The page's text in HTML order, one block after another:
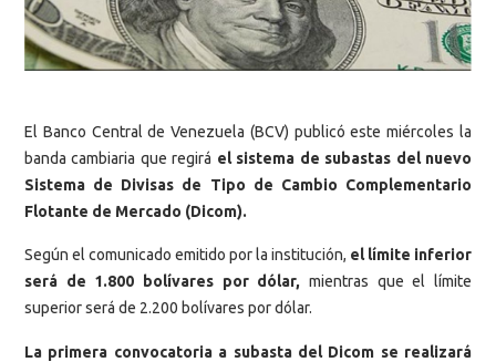
El Banco Central de Venezuela (BCV) publicó este miércoles la
banda cambiaria que regirá el sistema de subastas del nuevo
Sistema de Divisas de Tipo de Cambio Complementario
Flotante de Mercado (Dicom).
Según el comunicado emitido por la institución, el límite inferior
será de 1.800 bolívares por dólar, mientras que el límite
superior será de 2.200 bolívares por dólar.
La primera convocatoria a subasta del Dicom se realizará